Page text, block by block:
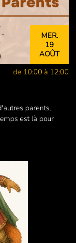
MER.
19
AOÛT
de 10:00 à 12:00
parents,
est là pour